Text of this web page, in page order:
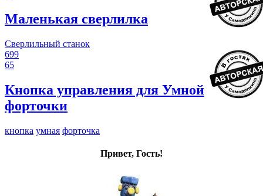
Маленькая сверлилка
Сверлильный станок
699
65
Кнопка управления для Умной
форточки
кнопка умная форточка
Привет, Гость!